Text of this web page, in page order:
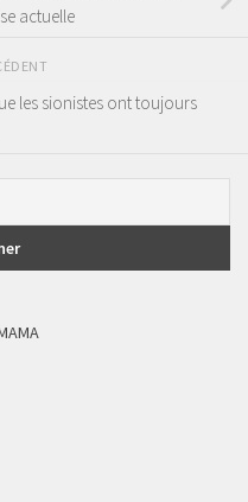
actuelle
les sionistes ont toujours